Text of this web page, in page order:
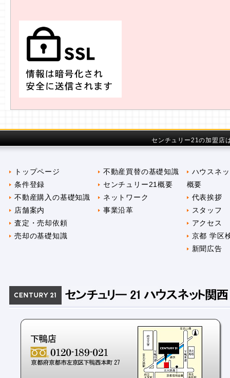
センチュリー21の加盟店
トップページ
条件登録
不動産購入の基礎知識
店舗案内
査定・売却依頼
売却の基礎知識
不動産買替の基礎知識
センチュリー21概要
ネットワーク
事業沿革
ハウスネ
概要
代表挨拶
スタッフ
アクセス
京都 学区
新聞広告